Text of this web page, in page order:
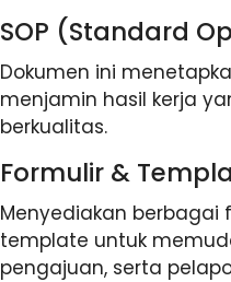
SOP (Standard
Dokumen ini
menjamin hasil kerja
berkualitas.
Formulir &
Menyediakan
template untuk
pengajuan, serta